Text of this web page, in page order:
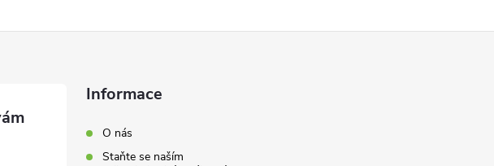
Informace
O nás
Staňte se naším